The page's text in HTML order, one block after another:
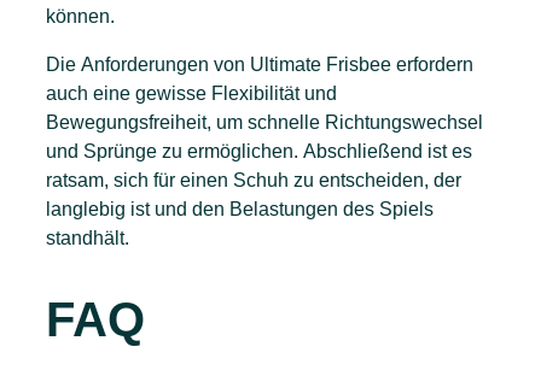
können.
Die Anforderungen von Ultimate Frisbee erfordern
auch eine gewisse Flexibilität und
Bewegungsfreiheit, um schnelle Richtungswechsel
und Sprünge zu ermöglichen. Abschließend ist es
ratsam, sich für einen Schuh zu entscheiden, der
langlebig ist und den Belastungen des Spiels
standhält.
FAQ